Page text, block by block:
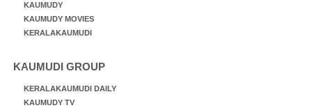
KAUMUDY
KAUMUDY MOVIES
KERALAKAUMUDI
KAUMUDI GROUP
KERALAKAUMUDI DAILY
KAUMUDY TV